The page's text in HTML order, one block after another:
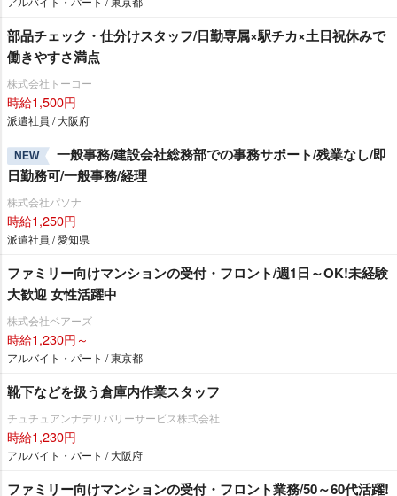
部品チェック・仕分けスタッフ/日勤専属×駅チカ×土日祝休みで
働きやすさ満点
株式会社トーコー
時給1,500円
派遣社員 / 大阪府
NEW
一般事務/建設会社総務部での事務サポート/残業なし/即
日勤務可/一般事務/経理
株式会社パソナ
時給1,250円
派遣社員 / 愛知県
ファミリー向けマンションの受付・フロント/週1日～OK!未経験
大歓迎 女性活躍中
株式会社ベアーズ
時給1,230円～
アルバイト・パート / 東京都
靴下などを扱う倉庫内作業スタッフ
チュチュアンナデリバリーサービス株式会社
時給1,230円
アルバイト・パート / 大阪府
ファミリー向けマンションの受付・フロント業務/50～60代活躍!